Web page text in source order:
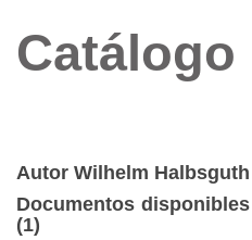
Catálogo
Autor Wilhelm Halbsguth
Documentos
(1)